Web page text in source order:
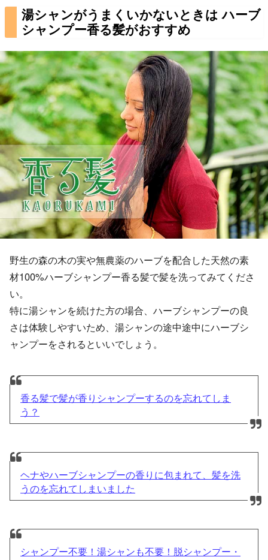
湯シャンがうまくいかないときは ハーブ
シャンプー香る髪がおすすめ
野生の森の木の実や無農薬のハーブを配合した天然の素
材100%ハーブシャンプー香る髪で髪を洗ってみてくださ
い。
特に湯シャンを続けた方の場合、ハーブシャンプーの良
さは体験しやすいため、湯シャンの途中途中にハーブシ
ャンプーをされるといいでしょう。
香る髪で髪が香りシャンプーするのを忘れてしま
う？
ヘナやハーブシャンプーの香りに包まれて、髪を洗
うのを忘れてしまいました
シャンプー不要！湯シャンも不要！脱シャンプー・